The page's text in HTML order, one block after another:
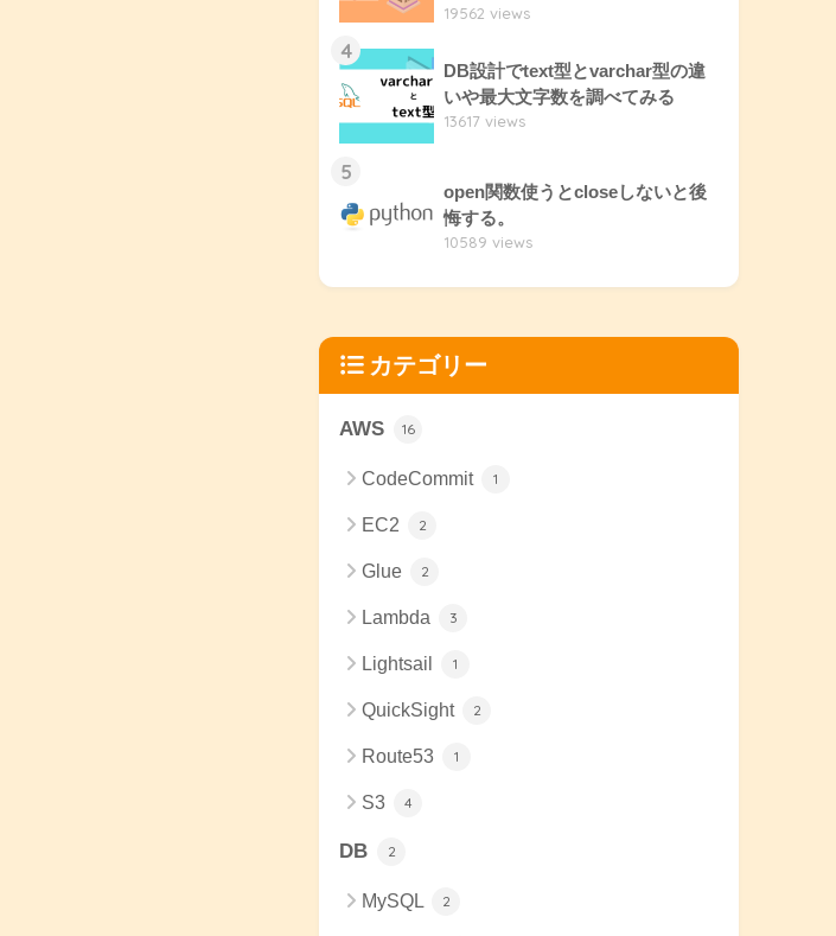
19562 views
4
DB設計でtext型とvarchar型の違
いや最大文字数を調べてみる
13617 views
5
open関数使うとcloseしないと後
悔する。
10589 views
カテゴリー
AWS 16
CodeCommit 1
EC2 2
Glue 2
Lambda 3
Lightsail 1
QuickSight 2
Route53 1
S3 4
DB 2
MySQL 2